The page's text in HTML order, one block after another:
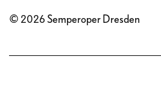
© 2026 Semperoper Dresden